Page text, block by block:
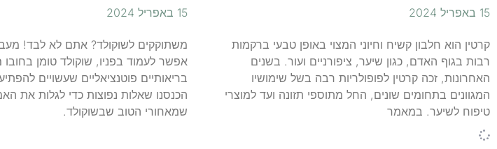
15 באפריל 2024
קרטין הוא חלבון קשיח וחיוני המצוי באופן טבעי ברקמות
רבות בגוף האדם, כגון שיער, ציפורניים ועור. בשנים
האחרונות, זכה קרטין לפופולריות רבה בשל שימושיו
המגוונים בתחומים שונים, החל מתוספי תזונה ועד למוצרי
טיפוח לשיער. במאמר
15 באפריל 2024
משתוקקים לשוקולד? אתם לא לבד!
אפשר לעמוד בפניו, שוקולד טומן בחובו
בריאותיים פוטנציאליים שעשויים
הכנסנו שאלות נפוצות כדי לגלות את
שמאחורי הטוב שבשוקולד.